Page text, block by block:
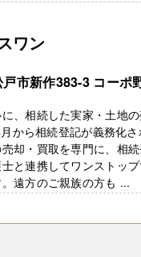
ワン
市新作383-3 コーポ
、相続した実家・土地
から相続登記が義務化
却・買取を専門に、相
と連携してワンストッ
遠方のご親族の方も ...